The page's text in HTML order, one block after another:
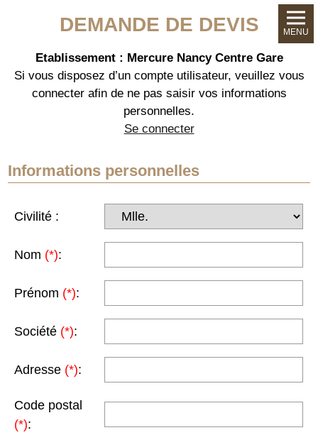
DEMANDE DE DEVIS
Etablissement : Mercure Nancy Centre Gare
Si vous disposez d’un compte utilisateur, veuillez vous
connecter afin de ne pas saisir vos informations
personnelles.
Se connecter
Informations personnelles
Civilité :
Nom (*):
Prénom (*):
Société (*):
Adresse (*):
Code postal
(*):
MENU